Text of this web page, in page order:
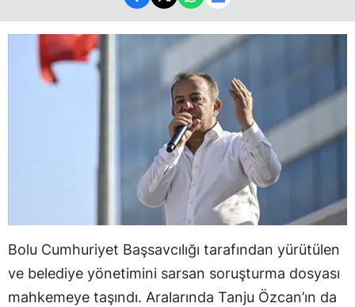
Bolu Cumhuriyet Başsavcılığı tarafından yürütülen
ve belediye yönetimini sarsan soruşturma dosyası
mahkemeye taşındı. Aralarında Tanju Özcan’ın da